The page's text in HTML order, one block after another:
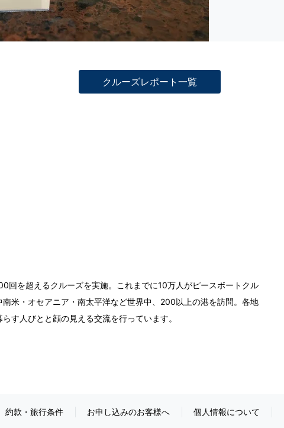
クルーズレポート一覧
回を超えるクルーズを実施。これまでに10万人がピースボートクル
米・オセアニア・南太平洋など世界中、200以上の港を訪問。各地
す人びとと顔の見える交流を行っています。
約款・旅行条件 お申し込みのお客様へ 個人情報について